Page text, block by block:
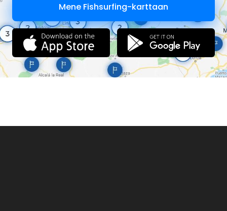
Mene Fishsurfing-karttaan